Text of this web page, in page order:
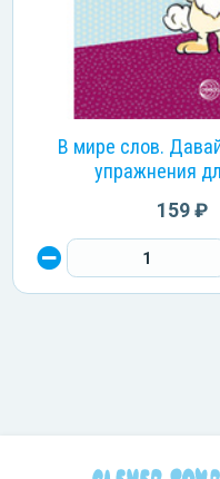
В мире слов.
упражнения
159 ₽